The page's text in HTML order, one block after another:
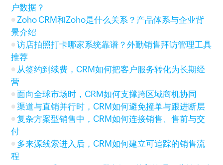
户数据？
Zoho CRM和Zoho是什么关系？产品体系与企业背
景介绍
访店拍照打卡哪家系统靠谱？外勤销售拜访管理工具
推荐
从签约到续费，CRM如何把客户服务转化为长期经
营
面向全球市场时，CRM如何支撑跨区域商机协同
渠道与直销并行时，CRM如何避免撞单与跟进断层
复杂方案型销售中，CRM如何连接销售、售前与交
付
多来源线索进入后，CRM如何建立可追踪的销售流
程